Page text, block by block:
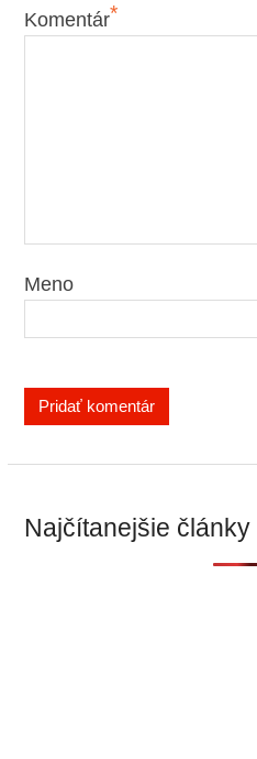
Komentár*
Meno
Najčítanejšie články